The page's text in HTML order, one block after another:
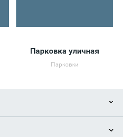
Парковка уличная
Парковки